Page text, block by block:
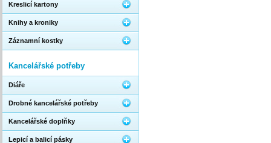
Kreslicí kartony
Knihy a kroniky
Záznamní kostky
Kancelářské potřeby
Diáře
Drobné kancelářské potřeby
Kancelářské doplňky
Lepicí a balicí pásky